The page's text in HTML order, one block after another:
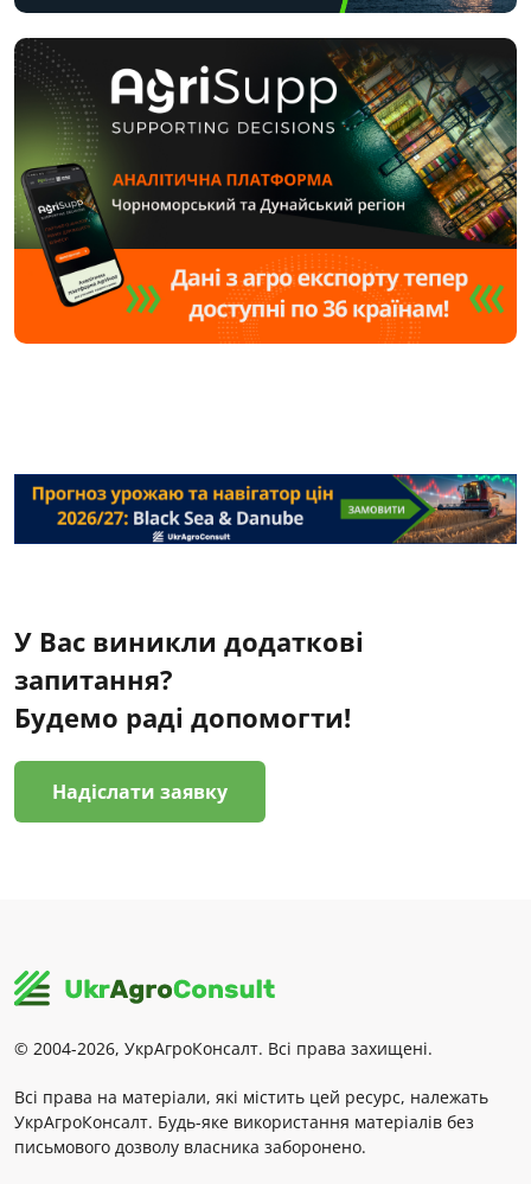
У Вас виникли додаткові
запитання?
Будемо раді допомогти!
Надіслати заявку
© 2004-2026, УкрАгроКонсалт. Всі права захищені.
Всі права на матеріали, які містить цей ресурс, належать
УкрАгроКонсалт. Будь-яке використання матеріалів без
письмового дозволу власника заборонено.